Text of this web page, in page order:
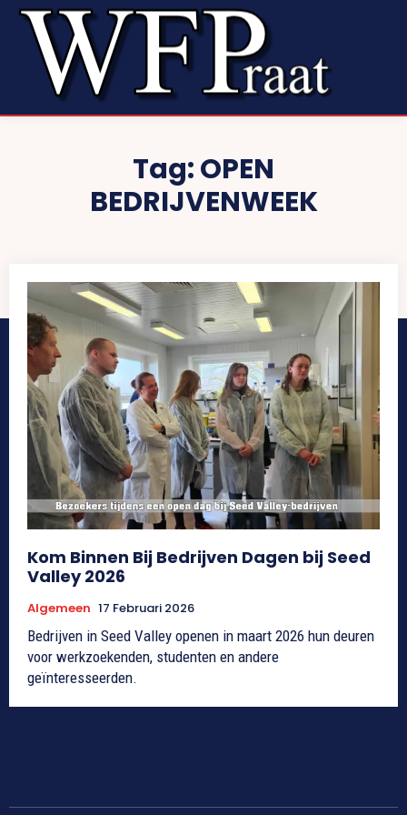
Tag:OPEN
BEDRIJVENWEEK
Kom Binnen Bij Bedrijven Dagen bij Seed
Valley 2026
Algemeen 17 Februari 2026
Bedrijven in Seed Valley openen in maart 2026 hun deuren
voor werkzoekenden, studenten en andere
geïnteresseerden.